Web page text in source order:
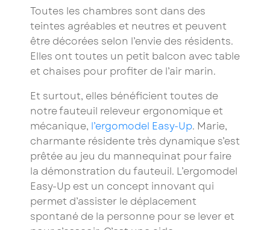
Toutes les chambres sont dans des
teintes agréables et neutres et peuvent
être décorées selon l’envie des résidents.
Elles ont toutes un petit balcon avec table
et chaises pour profiter de l’air marin.
Et surtout, elles bénéficient toutes de
notre fauteuil releveur ergonomique et
mécanique, l’ergomodel Easy-Up. Marie,
charmante résidente très dynamique s’est
prêtée au jeu du mannequinat pour faire
la démonstration du fauteuil. L’ergomodel
Easy-Up est un concept innovant qui
permet d’assister le déplacement
spontané de la personne pour se lever et